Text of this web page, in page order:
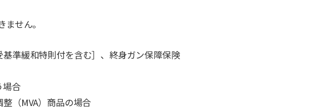
せん。
準緩和特則付を含む］、終身ガン保障保険
場合
（MVA）商品の場合